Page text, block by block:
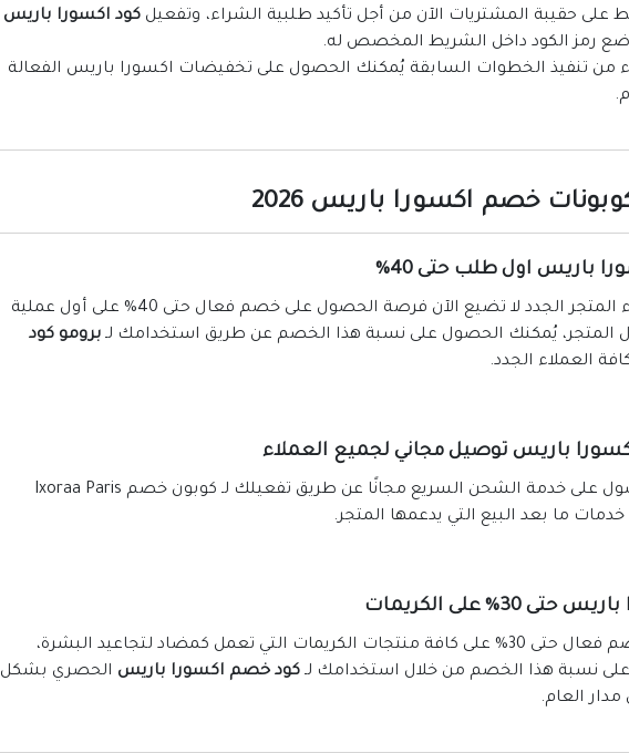
على حقيبة المشتريات الآن من أجل تأكيد طلبية الشراء، وتفعيل كود اكسورا باريس
رمز الكود داخل الشريط المخصص له.
من تنفيذ الخطوات السابقة يُمكنك الحصول على تخفيضات اكسورا باريس الفعالة
خصم اكسورا باريس 2026
باريس اول طلب حتى 40%
إذا كنت من عملاء المتجر الجدد لا تضيع الآن فرصة الحصول على خصم فعال حتى 40% على أول عملية
المتجر، يُمكنك الحصول على نسبة هذا الخصم عن طريق استخدامك لـ برومو كود
العملاء الجدد.
باريس توصيل مجاني لجميع العملاء
يُمكنك الآن الحصول على خدمة الشحن السريع مجانًا عن طريق تفعيلك لـ كوبون خصم Ixoraa Paris
ما بعد البيع التي يدعمها المتجر.
على الكريمات
استمتع الآن بخصم فعال حتى 30% على كافة منتجات الكريمات التي تعمل كمضاد لتجاعيد البشرة،
نسبة هذا الخصم من خلال استخدامك لـ كود خصم اكسورا باريس الحصري بشكل
العام.